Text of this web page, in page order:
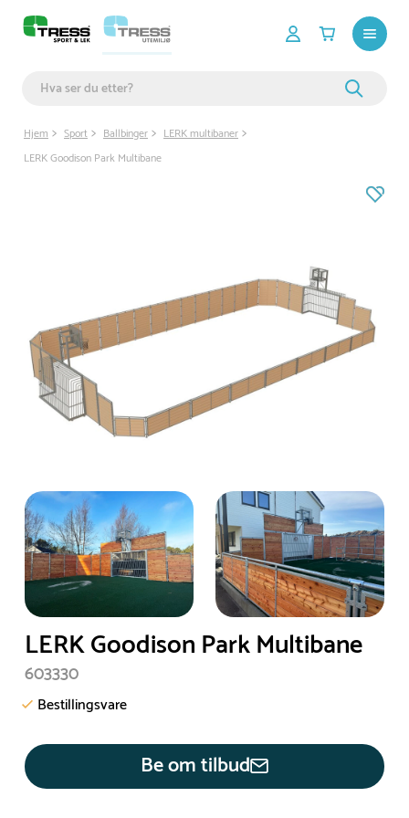
Hjem Sport Ballbinger
LERK multibaner
LERK Goodison Park Multibane
LERK Goodison Park Multibane
603330
Bestillingsvare
Be om tilbud